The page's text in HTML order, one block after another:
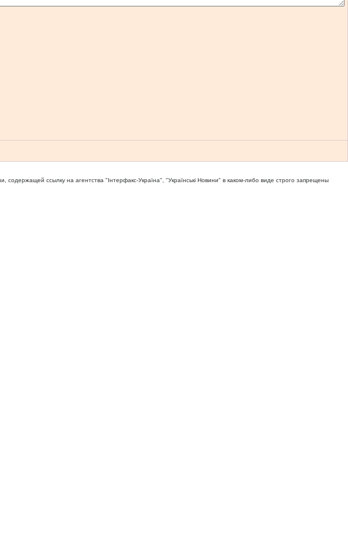
ссылку на агентства "Iнтерфакс-Україна", "Українськi Новини" в каком-либо виде строго запрещены